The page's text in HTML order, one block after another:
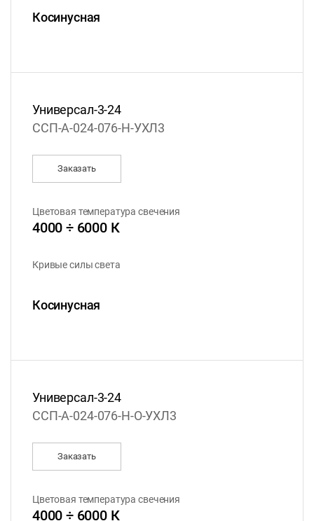
Косинусная
Универсал-3-24
ССП-А-024-076-Н-УХЛ3
Заказать
Цветовая температура свечения
4000 ÷ 6000 К
Кривые силы света
Косинусная
Универсал-3-24
ССП-А-024-076-Н-О-УХЛ3
Заказать
Цветовая температура свечения
4000 ÷ 6000 К